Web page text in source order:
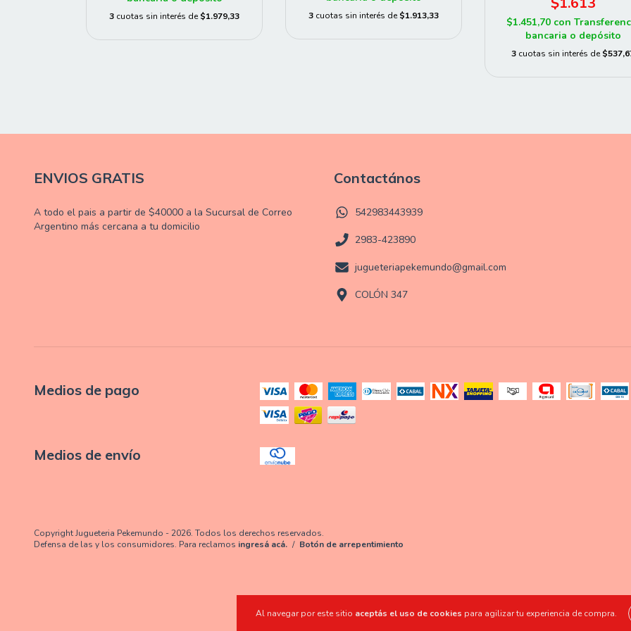
Al navegar por este sitio aceptás el uso de cookies para agilizar tu experiencia de compra.
3 cuotas sin interés de $1.979,33 3 cuotas sin interés de $1.913,33
$1.451,70 con
bancaria o depósito
3 cuotas sin interés de
ENVIOS GRATIS
A todo el pais a partir de $40000 a la Sucursal de Correo
Argentino más cercana a tu domicilio
Contactános
542983443939
2983-423890
jugueteriapekemundo@gmail.com
COLÓN 347
Medios de pago
Medios de envío
Copyright Jugueteria Pekemundo - 2026. Todos los derechos reservados.
Defensa de las y los consumidores. Para reclamos ingresá acá. / Botón de arrepentimiento